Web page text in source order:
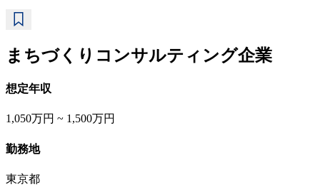
まちづくりコンサルティング企業
想定年収
1,050万円 ~ 1,500万円
勤務地
東京都